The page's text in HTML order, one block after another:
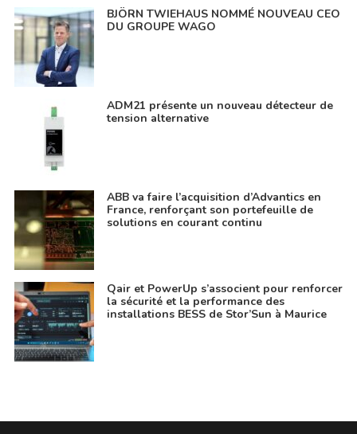
BJÖRN TWIEHAUS NOMMÉ NOUVEAU CEO
DU GROUPE WAGO
ADM21 présente un nouveau détecteur de
tension alternative
ABB va faire l’acquisition d’Advantics en
France, renforçant son portefeuille de
solutions en courant continu
Qair et PowerUp s’associent pour renforcer
la sécurité et la performance des
installations BESS de Stor’Sun à Maurice